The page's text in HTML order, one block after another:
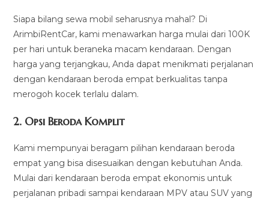
Siapa bilang sewa mobil seharusnya mahal? Di
ArimbiRentCar, kami menawarkan harga mulai dari 100K
per hari untuk beraneka macam kendaraan. Dengan
harga yang terjangkau, Anda dapat menikmati perjalanan
dengan kendaraan beroda empat berkualitas tanpa
merogoh kocek terlalu dalam.
2. Opsi Beroda Komplit
Kami mempunyai beragam pilihan kendaraan beroda
empat yang bisa disesuaikan dengan kebutuhan Anda.
Mulai dari kendaraan beroda empat ekonomis untuk
perjalanan pribadi sampai kendaraan MPV atau SUV yang